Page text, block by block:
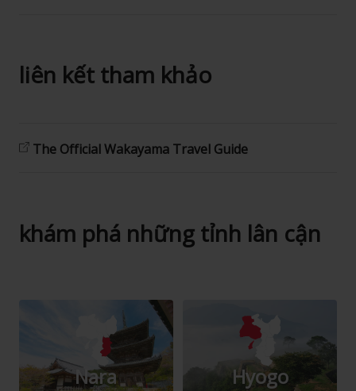
liên kết tham khảo
The Official Wakayama Travel Guide
khám phá những tỉnh lân cận
Nara Hyogo